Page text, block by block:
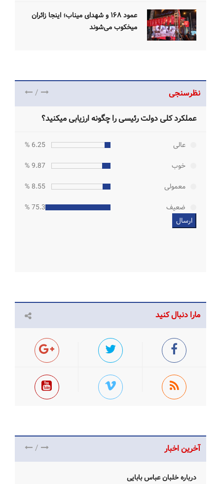
عمود ۱۶۸ و شهدای میناب؛ اینجا زائران
میخکوب می‌شوند
نظرسنجی /
عملکرد کلی دولت رئیسی را چگونه ارزیابی میکنید؟
عالی
6.25 %
خوب
9.87 %
معمولی
8.55 %
ضعیف
75.33 %
مارا دنبال کنید
آخرین اخبار /
درباره خلبان عباس بابایی